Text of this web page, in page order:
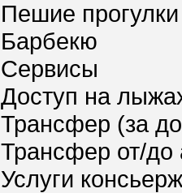
Пешие прогулки
Барбекю
Сервисы
Доступ на
Трансфер (за
Трансфер от/до
Услуги